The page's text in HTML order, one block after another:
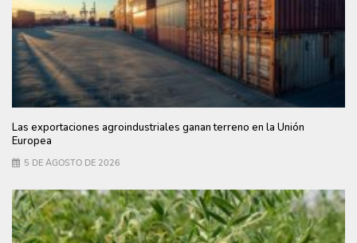
Las exportaciones agroindustriales ganan terreno en la Unión
Europea
5 DE AGOSTO DE 2026